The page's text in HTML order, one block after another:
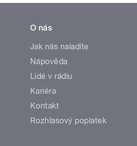
O nás
Jak nás naladíte
Nápověda
Lidé v rádiu
Kariéra
Kontakt
Rozhlasový poplatek